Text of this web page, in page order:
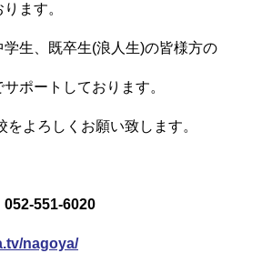
ます。
生、既卒生(浪人生)の皆様方の
ポートしております。
よろしくお願い致します。
052-551-6020
nagoya/